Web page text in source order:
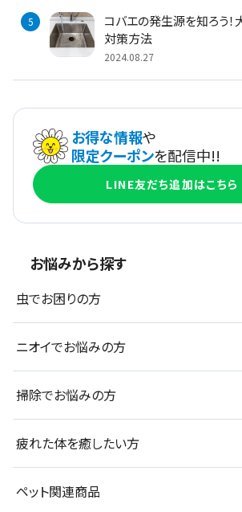
コバエの発生源を知ろう
対策方法
2024.08.27
お得な情報や
限定クーポンを配信中!!
LINE友だち追加はこちら
お悩みから探す
虫でお困りの方
ニオイでお悩みの方
掃除でお悩みの方
疲れた体を癒したい方
ペット関連商品